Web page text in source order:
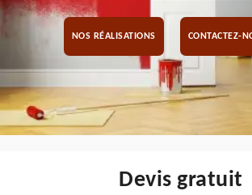
NOS RÉALISATIONS CONTACTEZ-
Devis gratuit